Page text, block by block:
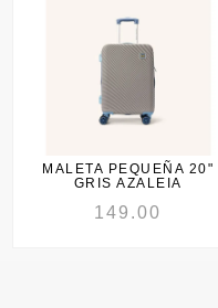
MALETA PEQUEÑA 20"
GRIS AZALEIA
149.00